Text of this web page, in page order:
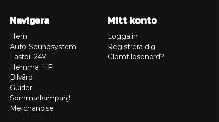
Navigera
Hem
Auto-Soundsystem
Lastbil 24V
Hemma HiFi
Bilvård
Guider
Sommarkampanj!
Merchandise
Mitt konto
Logga in
Registrera dig
Glömt lösenord?